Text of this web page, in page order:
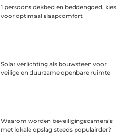
1 persoons dekbed en beddengoed, kies
voor optimaal slaapcomfort
Solar verlichting als bouwsteen voor
veilige en duurzame openbare ruimte
Waarom worden beveiligingscamera’s
met lokale opslag steeds populairder?